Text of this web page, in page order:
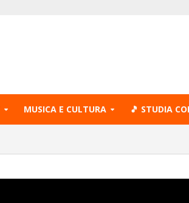
MUSICA E CULTURA 🎵 STUDIA